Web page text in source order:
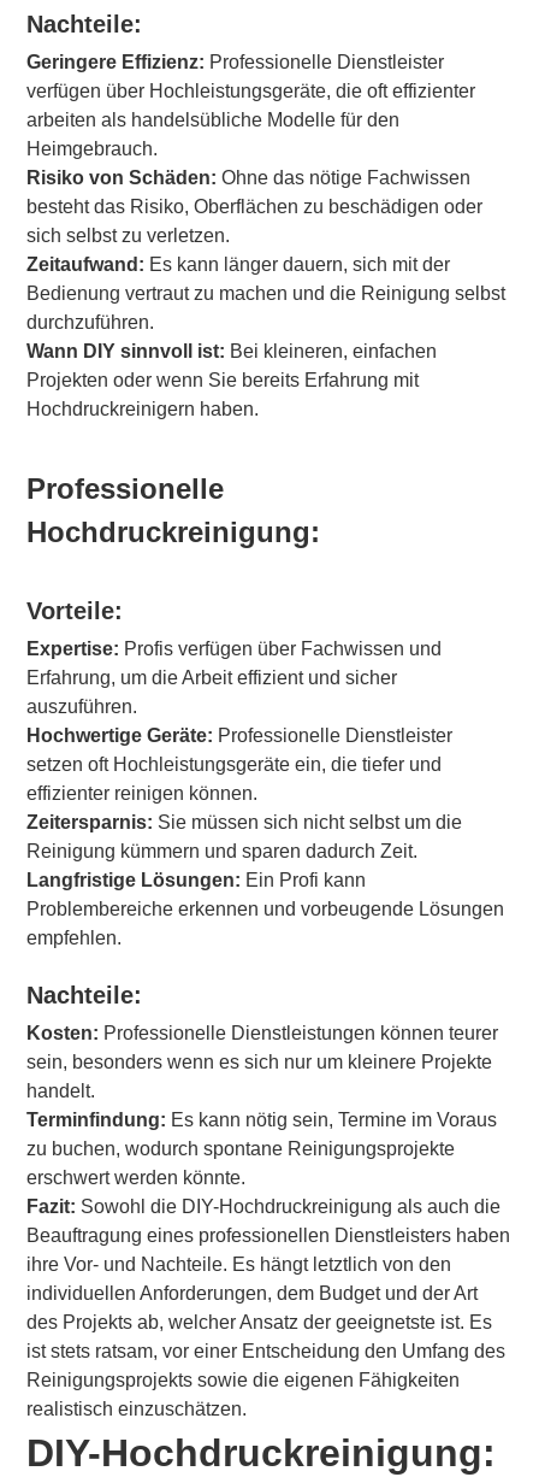
Nachteile:
Geringere Effizienz: Professionelle Dienstleister
verfügen über Hochleistungsgeräte, die oft effizienter
arbeiten als handelsübliche Modelle für den
Heimgebrauch.
Risiko von Schäden: Ohne das nötige Fachwissen
besteht das Risiko, Oberflächen zu beschädigen oder
sich selbst zu verletzen.
Zeitaufwand: Es kann länger dauern, sich mit der
Bedienung vertraut zu machen und die Reinigung selbst
durchzuführen.
Wann DIY sinnvoll ist: Bei kleineren, einfachen
Projekten oder wenn Sie bereits Erfahrung mit
Hochdruckreinigern haben.
Professionelle
Hochdruckreinigung:
Vorteile:
Expertise: Profis verfügen über Fachwissen und
Erfahrung, um die Arbeit effizient und sicher
auszuführen.
Hochwertige Geräte: Professionelle Dienstleister
setzen oft Hochleistungsgeräte ein, die tiefer und
effizienter reinigen können.
Zeitersparnis: Sie müssen sich nicht selbst um die
Reinigung kümmern und sparen dadurch Zeit.
Langfristige Lösungen: Ein Profi kann
Problembereiche erkennen und vorbeugende Lösungen
empfehlen.
Nachteile:
Kosten: Professionelle Dienstleistungen können teurer
sein, besonders wenn es sich nur um kleinere Projekte
handelt.
Terminfindung: Es kann nötig sein, Termine im Voraus
zu buchen, wodurch spontane Reinigungsprojekte
erschwert werden könnte.
Fazit: Sowohl die DIY-Hochdruckreinigung als auch die
Beauftragung eines professionellen Dienstleisters haben
ihre Vor- und Nachteile. Es hängt letztlich von den
individuellen Anforderungen, dem Budget und der Art
des Projekts ab, welcher Ansatz der geeignetste ist. Es
ist stets ratsam, vor einer Entscheidung den Umfang des
Reinigungsprojekts sowie die eigenen Fähigkeiten
realistisch einzuschätzen.
DIY-Hochdruckreinigung: